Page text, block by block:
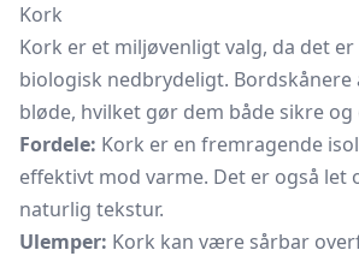
Kork
Kork er et miljøvenligt valg, da det
biologisk nedbrydeligt.
bløde, hvilket gør dem både sikre og
Fordele: Kork er en fremragende
effektivt mod varme. Det er også let
naturlig tekstur.
Ulemper: Kork kan være sårbar